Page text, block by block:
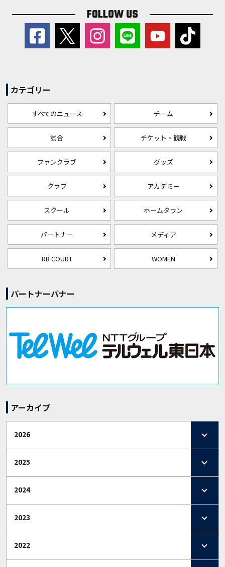
FOLLOW US
カテゴリー
すべてのニュース チーム
試合 チケット・観戦
ファンクラブ グッズ
クラブ アカデミー
スクール ホームタウン
パートナー メディア
RB COURT WOMEN
パートナーバナー
アーカイブ
2026
2025
2024
2023
2022